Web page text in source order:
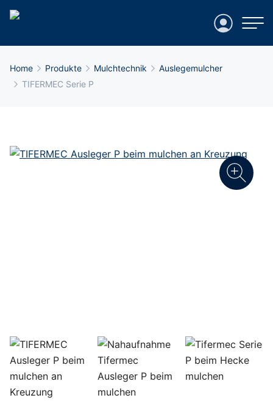
Login
Breadcrumb-Navigation
Home Produkte Mulchtechnik
Auslegemulcher
TIFERMEC Serie P